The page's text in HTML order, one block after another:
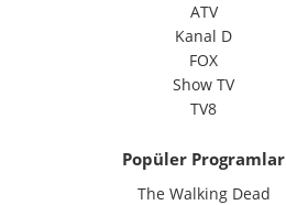
ATV
Kanal D
FOX
Show TV
TV8
Popüler Programlar
The Walking Dead